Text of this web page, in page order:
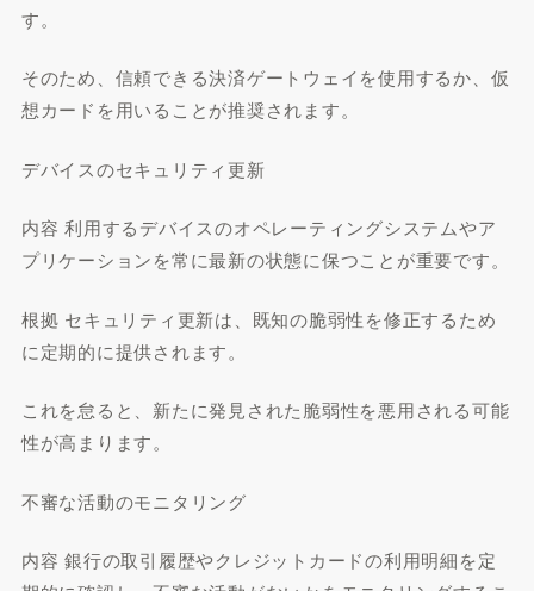
す。
そのため、信頼できる決済ゲートウェイを使用するか、仮
想カードを用いることが推奨されます。
デバイスのセキュリティ更新
内容 利用するデバイスのオペレーティングシステムやア
プリケーションを常に最新の状態に保つことが重要です。
根拠 セキュリティ更新は、既知の脆弱性を修正するため
に定期的に提供されます。
これを怠ると、新たに発見された脆弱性を悪用される可能
性が高まります。
不審な活動のモニタリング
内容 銀行の取引履歴やクレジットカードの利用明細を定